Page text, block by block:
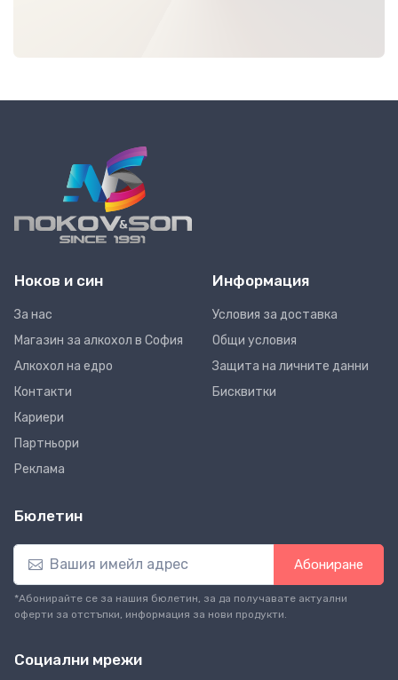
Ноков и син
За нас
Магазин за алкохол в София
Алкохол на едро
Контакти
Кариери
Партньори
Реклама
Информация
Условия за доставка
Общи условия
Защита на личните данни
Бисквитки
Бюлетин
Абониране
*Абонирайте се за нашия бюлетин, за да получавате актуални
оферти за отстъпки, информация за нови продукти.
Социални мрежи